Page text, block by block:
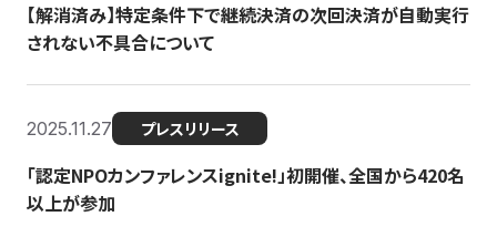
【解消済み】特定条件下で継続決済の次回決済が自動実行
されない不具合について
2025.11.27 プレスリリース
「認定NPOカンファレンスignite!」初開催、全国から420名
以上が参加